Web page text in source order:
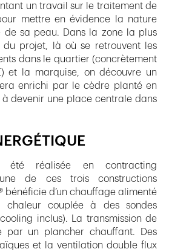
un travail sur le traitement de
mettre en évidence la nature
de sa peau. Dans la zone la plus
du projet, là où se retrouvent les
dans le quartier (concrètement
et la marquise, on découvre un
enrichi par le cèdre planté en
devenir une place centrale dans
été réalisée en contracting
de ces trois constructions
bénéficie d’un chauffage alimenté
couplée à des sondes
inclus). La transmission de
par un plancher chauffant. Des
et la ventilation double flux